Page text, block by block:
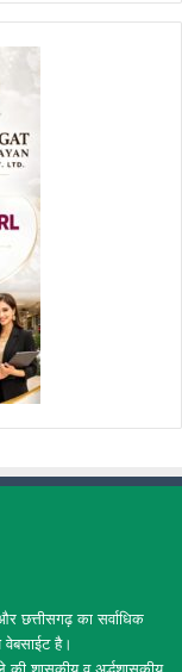
छत्तीसगढ़ का सर्वाधिक
वेबसाईट है।